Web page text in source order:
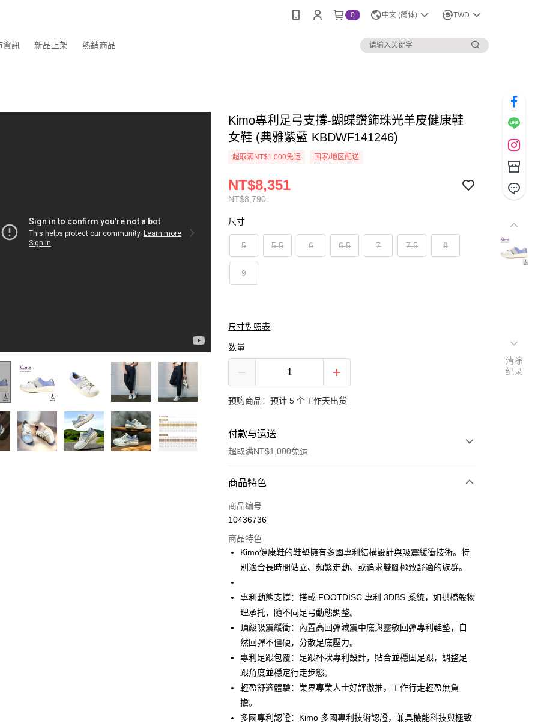
0 中文 (简体) TWD
資訊 新品上架 熱銷商品
Kimo專利足弓支撐-蝴蝶鑽飾珠光羊皮健康鞋
女鞋 (典雅紫藍 KBDWF141246)
超取满NT$1,000免运 国家/地区配送
NT$8,790
NT$8,351
尺寸
5 5.5 6 6.5 7 7.5 8
9
尺寸對照表
数量
预购商品：预计 5 个工作天出货
付款与运送
超取满NT$1,000免运
付款方式
信用卡一次付款
3期 0利率，每期 NT$2,783 21家银行
合作金库商业银行
第一商业银行
国泰世华商业银行
兆丰国际商业银行
台湾中小企业银行
汇丰（台湾）商业银行
华泰商业银行
联邦商业银行
元大商业银行
永丰商业银行
台新国际商业银行
台湾乐天信用卡公司
超商取货付款
Apple Pay
悠遊付
Google Pay
AFTEE先享后付
相关说明
商品特色
商品编号
10436736
商品特色
Kimo健康鞋的鞋墊擁有多國專利結構設計與吸震緩衝技術。特
別適合長時間站立、頻繁走動、或追求雙腳極致舒適的族群。
專利動態支撐：搭載 FOOTDISC 專利 3DBS 系統，如拱橋般物
理承托，隨不同足弓動態調整。
頂級吸震緩衝：內置高回彈減震中底與靈敏回彈專利鞋墊，自
然回彈不僵硬，分散足底壓力。
專利足跟包覆：足跟杯狀專利設計，貼合並穩固足跟，調整足
跟角度並穩定行走步態。
輕盈舒適體驗：業界專業人士好評激推，工作行走輕盈無負
擔。
多國專利認證：Kimo 多國專利技術認證，兼具機能科技與極致
清除
纪录